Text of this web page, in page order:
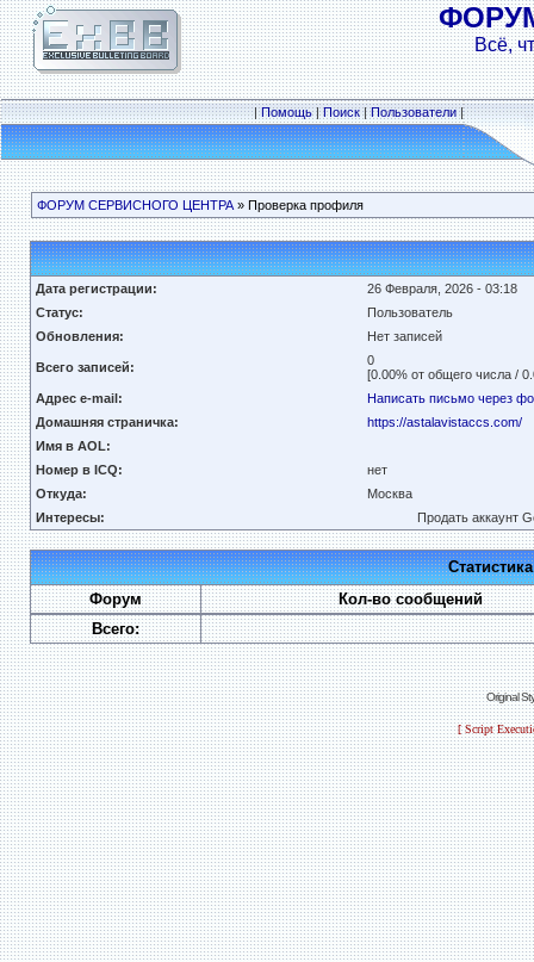
Всё,
|Помощь|Поиск|Пользователи|
ФОРУМ СЕРВИСНОГО ЦЕНТРА» Проверка профиля
Дата регистрации:
26 Февраля, 2026 - 03:18
Статус:
Пользователь
Обновления:
Нет записей
Всего записей:
0
[0.00% от общего числа /
Адрес e-mail:
Написать письмо через
Домашняя страничка:
https://astalavistaccs.com/
Имя в AOL:
Номер в ICQ:
нет
Откуда:
Москва
Интересы:
Продать аккаунт
Форум
Кол-во сообщений
Всего:
Original
[ Script